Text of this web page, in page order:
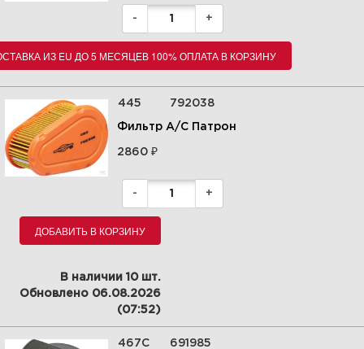
- +
ИЗ EU ДО 5 МЕСЯЦЕВ 100% ОПЛАТА В КОРЗИНУ
445 792038
Фильтр А/С Патрон
2860₽
- +
ДОБАВИТЬ В КОРЗИНУ
В наличии 10 шт.
Обновлено 06.08.2026
(07:52)
467C 691985